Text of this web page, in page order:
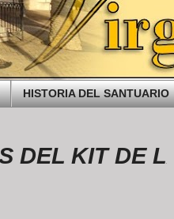
HISTORIA DEL SANTUARIO
KIT DE LA